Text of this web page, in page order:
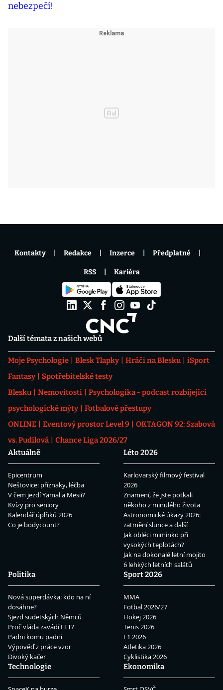
Další témata z našich webů
Moje Psychologie Blesk Tlapky Hráči na Blesku
iSport
Fantasy
Spotřebitelské testy
Blesku
Nemovitosti
Psychologika - podcast rozbíjející
psychologické mýty
Fotbalové přestupy
ONLINE
Eventový prostor Level 9
OKTAGON 92: Szabová
vs. Pudilová
Chance Liga 2026/27
Aktuálně
Epicentrum
Neštovice: příznaky, léčba
V čem jezdí Yamal a Mesii?
Kvízy pro seniory
Kalendář úplňků 2026
Co je bodycount?
Léto 2026
Karlovarský filmový festival
2026
Znamení, že jste potkali
někoho z minulého života
Astronomické úkazy 2026:
zatmění slunce a další
Jak obléci miminko při
vysokých teplotách?
Jak na dokonalé letní mojito
6 lehkých letních salátů
Politika
Nová superdávka: kdo na ní
dosáhne?
Sjezd sudetských Němců
Proč vláda zavádí EET?
Padni komu padni
Výpověď z práce vzor
Divoký kačer
Sport 2026
MMA
Fotbal 2026/27
Hokej 2026
Tenis 2026
F1 2026
Atletika 2026
Cyklistika 2026
Technologie
Ekonomika
Kontakty Redakce Inzerce Předplatné
RSS Kariéra